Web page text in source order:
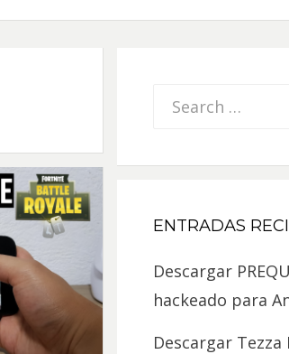
Search
ENTRADAS
Descargar
hackeado para
Descargar